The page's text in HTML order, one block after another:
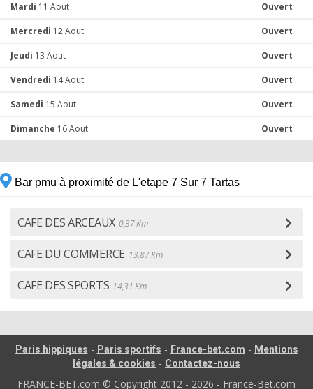
Mardi 11 Aout Ouvert
Mercredi 12 Aout Ouvert
Jeudi 13 Aout Ouvert
Vendredi 14 Aout Ouvert
Samedi 15 Aout Ouvert
Dimanche 16 Aout Ouvert
Bar pmu à proximité de L'etape 7 Sur 7 Tartas
CAFE DES ARCEAUX 0,37 Km
CAFE DU COMMERCE 13,87 Km
CAFE DES SPORTS 14,31 Km
Paris hippiques - Paris sportifs - France-bet.com - Mentions
légales & cookies - Contactez-nous
FRANCE-BET.com © Copyright 2012 - 2026 - France-Bet.com